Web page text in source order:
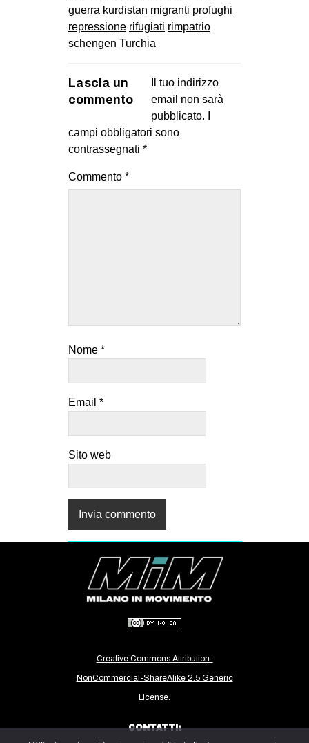
guerra kurdistan migranti profughi
repressione rifugiati rimpatrio
schengen Turchia
Lascia un
commento
Il tuo indirizzo
email non sarà
pubblicato.
campi obbligatori sono
contrassegnati *
Commento *
Nome *
Email *
Sito web
Creative Commons Attribution-
NonCommercial-ShareAlike 2.5 Generic
License.
CONTATTI: